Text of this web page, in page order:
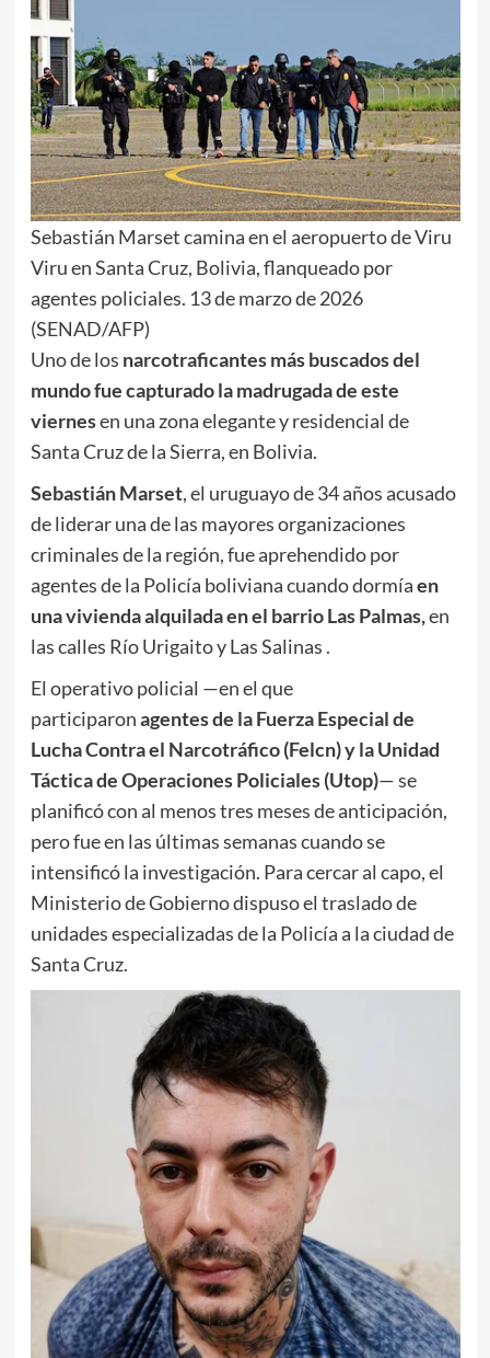
Sebastián Marset camina en el aeropuerto de Viru
Viru en Santa Cruz, Bolivia, flanqueado por
agentes policiales. 13 de marzo de 2026
(SENAD/AFP)
Uno de los narcotraficantes más buscados del
mundo fue capturado la madrugada de este
viernesen una zona elegante y residencial de
Santa Cruz de la Sierra, en Bolivia.
Sebastián Marset, el uruguayo de 34 años acusado
de liderar una de las mayores organizaciones
criminales de la región, fue aprehendido por
agentes de la Policía boliviana cuando dormíaen
una vivienda alquilada en el barrio Las Palmas,en
las calles Río Urigaito y Las Salinas .
El operativo policial —en el que
participaronagentes de la Fuerza Especial de
Lucha Contra el Narcotráfico (Felcn) y la Unidad
Táctica de Operaciones Policiales (Utop)— se
planificó con al menos tres meses de anticipación,
pero fue en las últimas semanas cuando se
intensificó la investigación. Para cercar al capo, el
Ministerio de Gobierno dispuso el traslado de
unidades especializadas de la Policía a la ciudad de
Santa Cruz.